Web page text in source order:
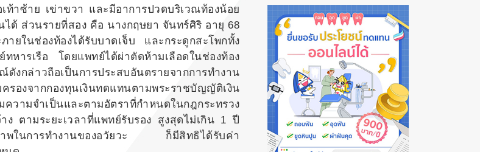
าซ้าย เข่าขวา และมีอาการปวดบริเวณท้องน้อย
ด้ ส่วนรายที่สอง คือ นางกฤษยา จันทร์ศิริ อายุ 68
ยในช่องท้องได้รับบาดเจ็บ และกระดูกสะโพกทั้ง
หารเรือ โดยแพทย์ได้ผ่าตัดห้ามเลือดในช่องท้อง
งกล่าวถือเป็นการประสบอันตรายจากการทำงาน
งจากกองทุนเงินทดแทนตามพระราชบัญญัติเงิน
วามจำเป็นและตามอัตราที่กำหนดในกฎกระทรวง
ตามระยะเวลาที่แพทย์รับรอง สูงสุดไม่เกิน 1 ปี
ภาพในการทำงานของอวัยวะ ก็มีสิทธิได้รับค่า